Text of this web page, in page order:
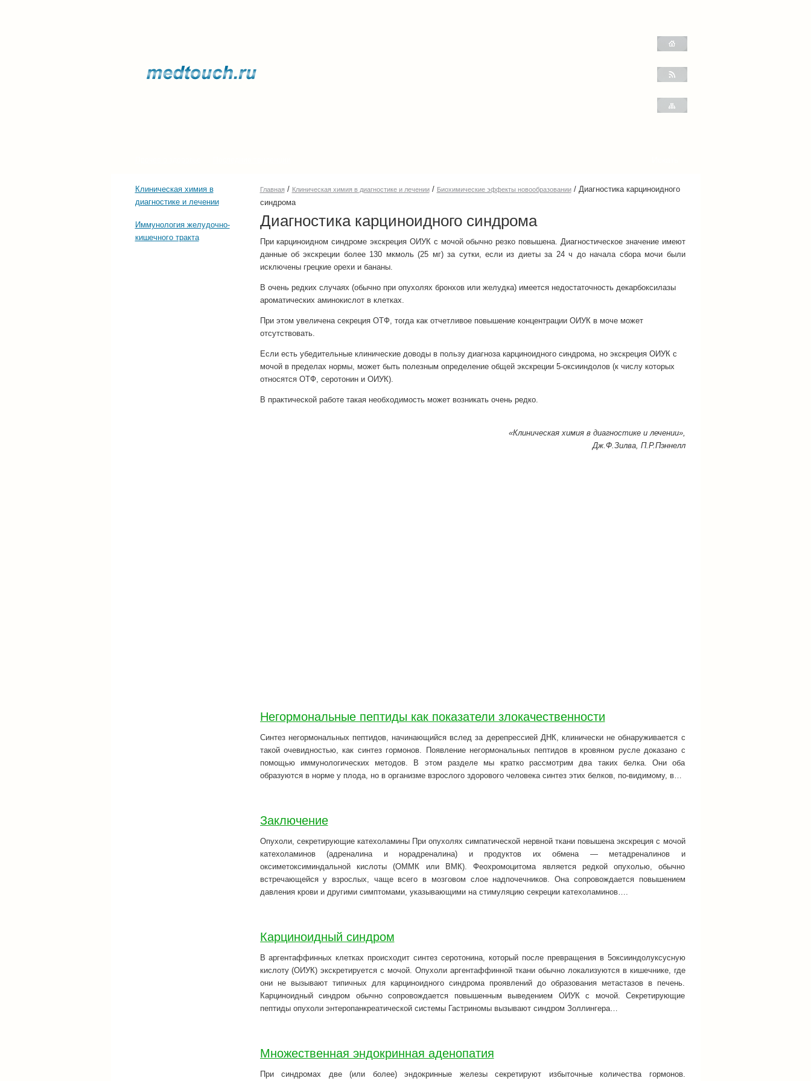
Клиническая химия в
диагностике и лечении
Иммунология желудочно-
кишечного тракта
Главная / Клиническая химия в диагностике и лечении/ Биохимические эффекты новообразовании/ Диагностика карциноидного
синдрома
Диагностика карциноидного синдрома
При карциноидном синдроме экскреция ОИУК с мочой обычно резко повышена. Диагностическое значение имеют
данные об экскреции более 130 мкмоль (25 мг) за сутки, если из диеты за 24 ч до начала сбора мочи были
исключены грецкие орехи и бананы.
В очень редких случаях (обычно при опухолях бронхов или желудка) имеется недостаточность декарбоксилазы
ароматических аминокислот в клетках.
При этом увеличена секреция ОТФ, тогда как отчетливое повышение концентрации ОИУК в моче может
отсутствовать.
Если есть убедительные клинические доводы в пользу диагноза карциноидного синдрома, но экскреция ОИУК с
мочой в пределах нормы, может быть полезным определение общей экскреции 5-оксииндолов (к числу которых
относятся ОТФ, серотонин и ОИУК).
В практической работе такая необходимость может возникать очень редко.
«Клиническая химия в диагностике и лечении»,
Дж.Ф.Зилва, П.Р.Пэннелл
Негормональные пептиды как показатели злокачественности
Синтез негормональных пептидов, начинающийся вслед за дерепрессией ДНК, клинически не обнаруживается с
такой очевидностью, как синтез гормонов. Появление негормональных пептидов в кровяном русле доказано с
помощью иммунологических методов. В этом разделе мы кратко рассмотрим два таких белка. Они оба
образуются в норме у плода, но в организме взрослого здорового человека синтез этих белков, по-видимому, в…
Заключение
Опухоли, секретирующие катехоламины При опухолях симпатической нервной ткани повышена экскреция с мочой
катехоламинов (адреналина и норадреналина) и продуктов их обмена — метадреналинов и
оксиметоксиминдальной кислоты (ОММК или ВМК). Феохромоцитома является редкой опухолью, обычно
встречающейся у взрослых, чаще всего в мозговом слое надпочечников. Она сопровождается повышением
давления крови и другими симптомами, указывающими на стимуляцию секреции катехоламинов….
Карциноидный синдром
В аргентаффинных клетках происходит синтез серотонина, который после превращения в 5оксииндолуксусную
кислоту (ОИУК) экскретируется с мочой. Опухоли аргентаффинной ткани обычно локализуются в кишечнике, где
они не вызывают типичных для карциноидного синдрома проявлений до образования метастазов в печень.
Карциноидный синдром обычно сопровождается повышенным выведением ОИУК с мочой. Секретирующие
пептиды опухоли энтеропанкреатической системы Гастриномы вызывают синдром Золлингера…
Множественная эндокринная аденопатия
При синдромах две (или более) эндокринные железы секретируют избыточные количества гормонов.